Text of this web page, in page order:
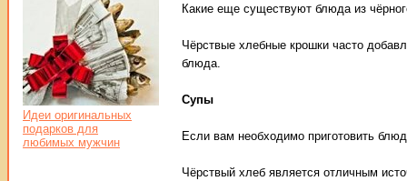
Какие еще существуют блюда из
Чёрствые хлебные крошки часто
блюда.
Супы
Если вам необходимо приготовить
Чёрствый хлеб является отличным
Идеи оригинальных
подарков для
любимых мужчин